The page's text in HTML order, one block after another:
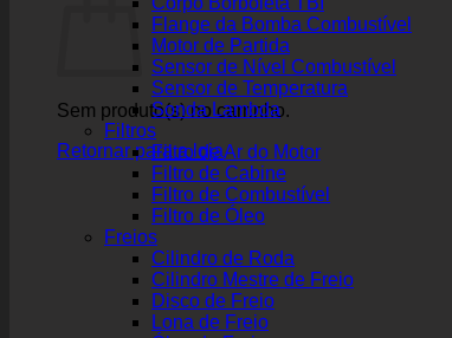
Sem produto(s) no carrinho.
Retornar para a loja
Flange da Bomba Combustível
Motor de Partida
Sensor de Nível Combustível
Sensor de Temperatura
Sonda Lambda
Filtros
Filtro de Ar do Motor
Filtro de Cabine
Filtro de Combustível
Filtro de Óleo
Freios
Cilindro de Roda
Cilindro Mestre de Freio
Disco de Freio
Lona de Freio